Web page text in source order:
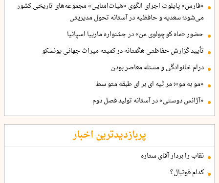
«فارس» پایلوت اجرای الگوی «هیات‌امنایی» مجموعه‌های تاریخی کشور
می‌شود؛ سعدیه و حافظیه در آستانه تحول مدیریتی
حضور «ماه کوچولوی من» در جشنواره ماربیا اسپانیا
تأیید گزارش حفاظتی هگمتانه در کمیته میراث جهانی یونسکو
درام خانوادگی و مسئله معاصر بودن
«مو به مو»؛ مر ثیه ای بر ای طبقه متو سط
«آژانس دوستی» در آستانه تولید فصل دوم
پربازدیدترین اخبار
نقاب را بردار آقای ستاره
کدام فوتبال؟